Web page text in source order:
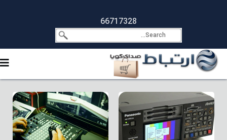
66717328